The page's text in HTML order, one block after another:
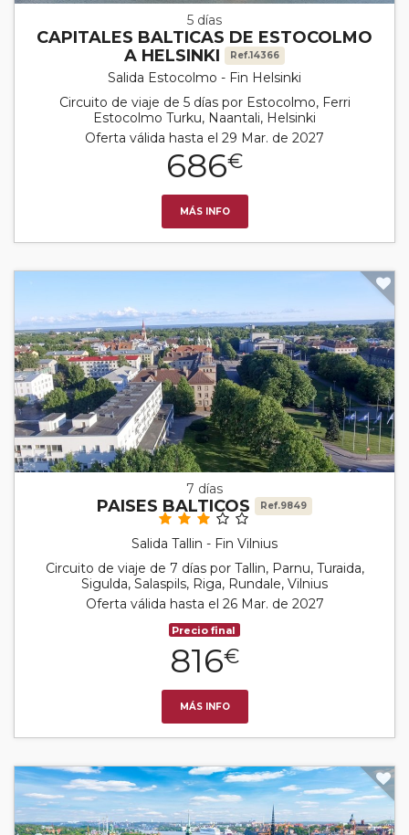
5 días
CAPITALES BALTICAS DE ESTOCOLMO
A HELSINKI
Ref.14366
Salida Estocolmo - Fin Helsinki
Circuito de viaje de 5 días por Estocolmo, Ferri
Estocolmo Turku, Naantali, Helsinki
Oferta válida hasta el 29 Mar. de 2027
686€
MÁS INFO
7 días
PAISES BALTICOS Ref.9849
Salida Tallin - Fin Vilnius
Circuito de viaje de 7 días por Tallin, Parnu, Turaida,
Sigulda, Salaspils, Riga, Rundale, Vilnius
Oferta válida hasta el 26 Mar. de 2027
Precio final
816€
MÁS INFO